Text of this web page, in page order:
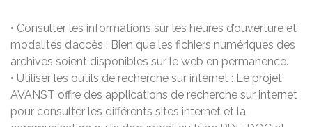
• Consulter les informations sur les heures d’ouverture et
modalités d’accès : Bien que les fichiers numériques des
archives soient disponibles sur le web en permanence.
• Utiliser les outils de recherche sur internet : Le projet
AVANST offre des applications de recherche sur internet
pour consulter les différents sites internet et la